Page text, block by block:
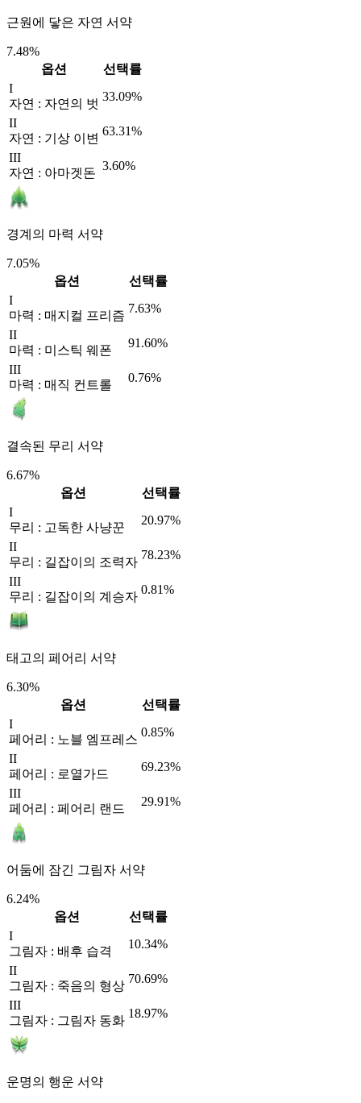
근원에 닿은 자연 서약
7.48%
옵션
선택률
I
자연 : 자연의 벗
33.09%
II
자연 : 기상 이변
63.31%
III
자연 : 아마겟돈
3.60%
경계의 마력 서약
7.05%
옵션
선택률
I
마력 : 매지컬 프리즘
7.63%
II
마력 : 미스틱 웨폰
91.60%
III
마력 : 매직 컨트롤
0.76%
결속된 무리 서약
6.67%
옵션
선택률
I
무리 : 고독한 사냥꾼
20.97%
II
무리 : 길잡이의 조력자
78.23%
III
무리 : 길잡이의 계승자
0.81%
태고의 페어리 서약
6.30%
옵션
선택률
I
페어리 : 노블 엠프레스
0.85%
II
페어리 : 로열가드
69.23%
III
페어리 : 페어리 랜드
29.91%
어둠에 잠긴 그림자 서약
6.24%
옵션
선택률
I
그림자 : 배후 습격
10.34%
II
그림자 : 죽음의 형상
70.69%
III
그림자 : 그림자 동화
18.97%
운명의 행운 서약